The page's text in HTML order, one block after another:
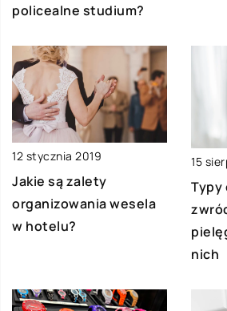
policealne studium?
12 stycznia 2019
Jakie są zalety
organizowania wesela
w hotelu?
15
Typy
nich